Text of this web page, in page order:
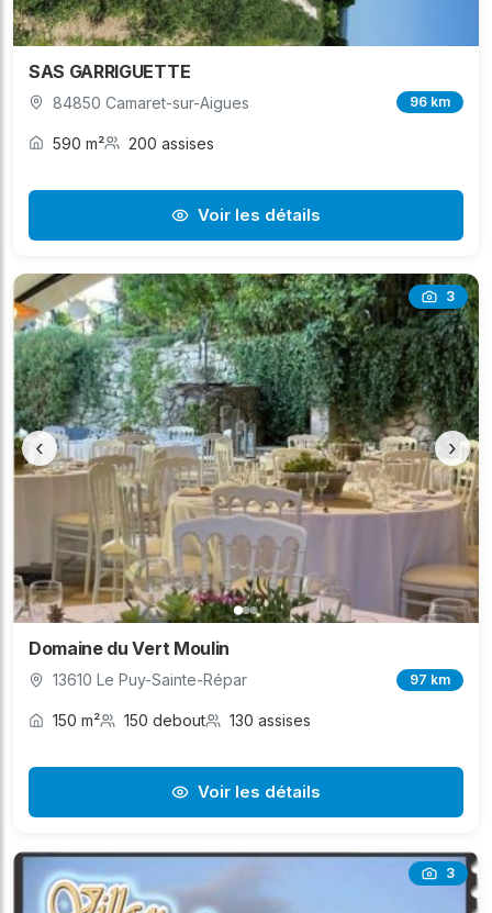
SAS GARRIGUETTE
84850 Camaret-sur-Aigues 96 km
590 m² 200 assises
Voir les détails
3
‹ ›
Domaine du Vert Moulin
13610 Le Puy-Sainte-Répar 97 km
150 m² 150 debout 130 assises
Voir les détails
3